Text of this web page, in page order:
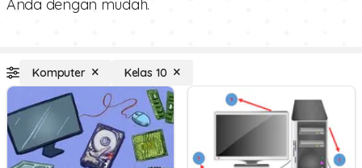
Anda dengan mudah.
Komputer Kelas 10